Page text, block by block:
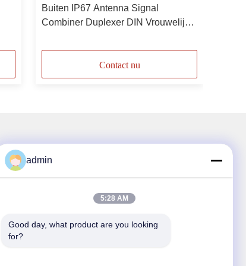
Buiten IP67 Antenna Signal
Combiner Duplexer DIN Vrouwelijk
Contact nu
voor onze nieuwsbrief voor kortingen en
admin
5:28 AM
Good day, what product are you looking
for?